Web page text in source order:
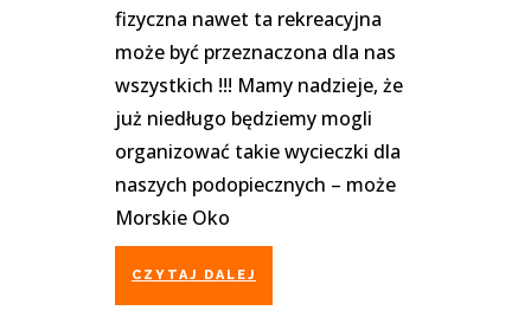
fizyczna nawet ta rekreacyjna
może być przeznaczona dla nas
wszystkich !!! Mamy nadzieje, że
już niedługo będziemy mogli
organizować takie wycieczki dla
naszych podopiecznych – może
Morskie Oko
CZYTAJ DALEJ